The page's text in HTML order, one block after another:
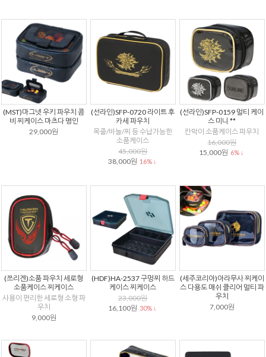
(MST)마그넷 우키 파우치 콤
비 찌케이스 마츠다 명인
29,000원
(선라인)SFP-0720 라이트 후
카세 파우치
목줄/바늘/찌 등 수납가능한
소품케이스
45,000원
38,000원 16% ↓
(선라인)SFP-0159 멀티 케이
스 미니 **
칸막이 소품케이스 파우치
16,000원
15,000원 6% ↓
(쯔리겐)소품 파우치 세로형
소품케이스 찌케이스
사용이 편리한 세로형 소형 파
우치
9,000원
(HDF)HA-2537 구멍찌 하드
케이스 찌케이스
23,000원
16,100원 30% ↓
(세주코리아)아라무사 찌케이
스 다용도 매쉬 클리어 멀티 파
우치
7,000원